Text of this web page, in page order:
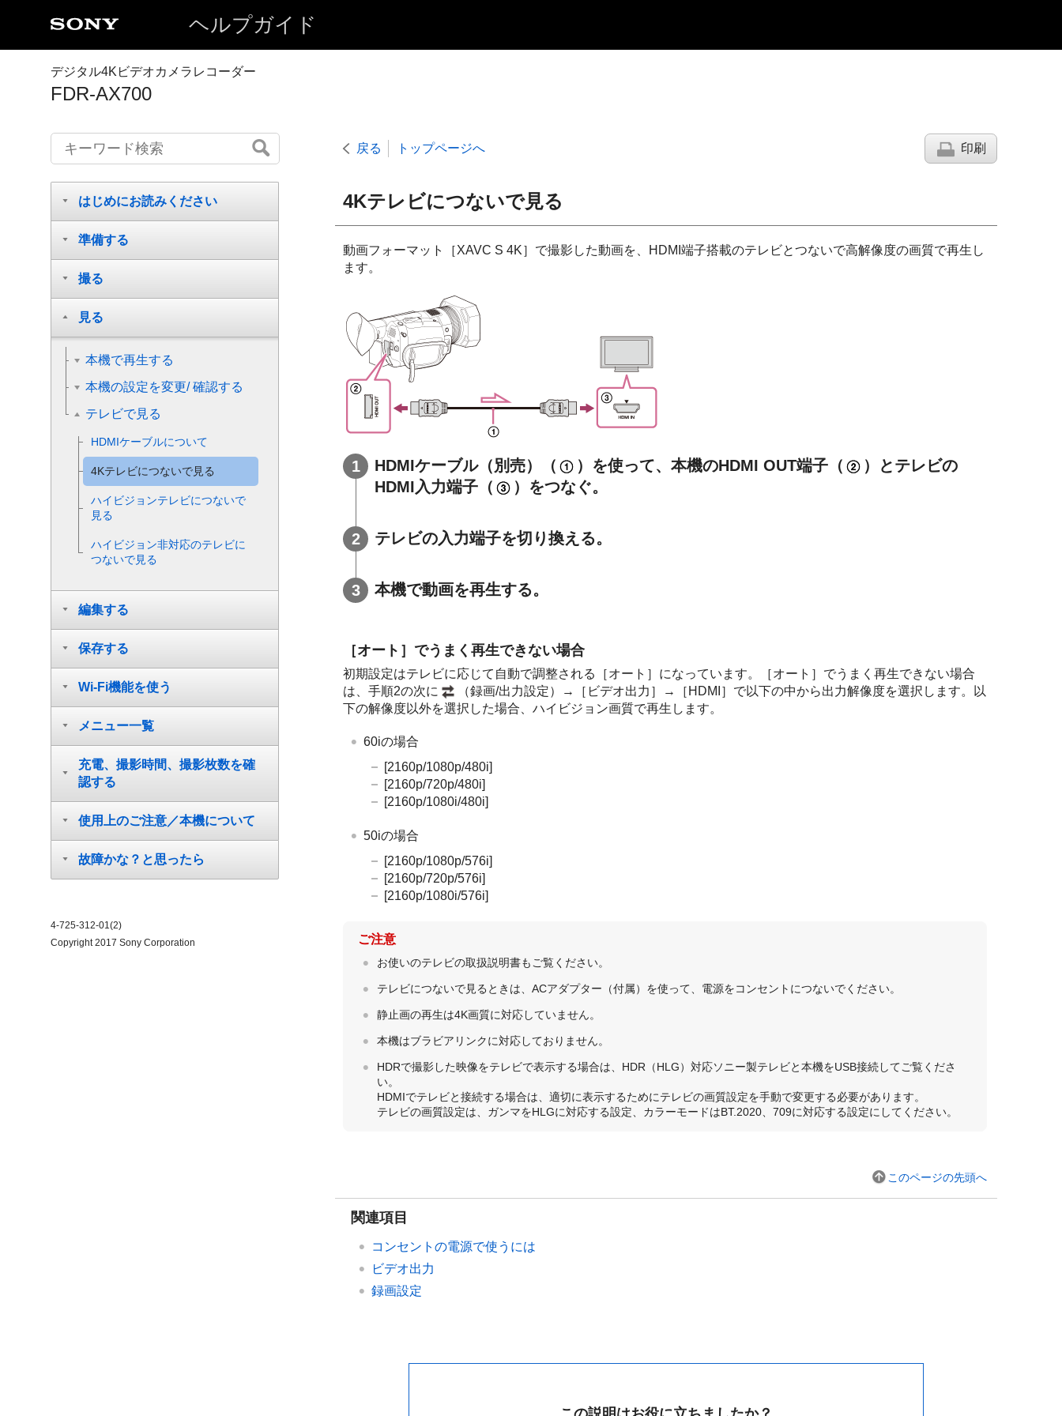
ヘルプガイド
デジタル4Kビデオカメラレコーダー
FDR-AX700
戻る トップページへ 印刷
4Kテレビにつないで見る
動画フォーマット［XAVC S 4K］で撮影した動画を、HDMI端子搭載のテレビとつないで高解像度の画質で再生し
ます。
HDMIケーブル（別売）（ ）を使って、本機のHDMI OUT端子（
）とテレビの
HDMI入力端子（
）をつなぐ。
テレビの入力端子を切り換える。
本機で動画を再生する。
［オート］でうまく再生できない場合
初期設定はテレビに応じて自動で調整される［オート］になっています。［オート］でうまく再生できない場合
は、手順2の次に
（録画/出力設定）→［ビデオ出力］→［HDMI］で以下の中から出力解像度を選択します。以
下の解像度以外を選択した場合、ハイビジョン画質で再生します。
60iの場合
[2160p/1080p/480i]
[2160p/720p/480i]
[2160p/1080i/480i]
50iの場合
[2160p/1080p/576i]
[2160p/720p/576i]
[2160p/1080i/576i]
ご注意
お使いのテレビの取扱説明書もご覧ください。
テレビにつないで見るときは、ACアダプター（付属）を使って、電源をコンセントにつないでください。
静止画の再生は4K画質に対応していません。
本機はブラビアリンクに対応しておりません。
HDRで撮影した映像をテレビで表示する場合は、HDR（HLG）対応ソニー製テレビと本機をUSB接続してご覧くださ
い。
HDMIでテレビと接続する場合は、適切に表示するためにテレビの画質設定を手動で変更する必要があります。
テレビの画質設定は、ガンマをHLGに対応する設定、カラーモードはBT.2020、709に対応する設定にしてください。
このページの先頭へ
関連項目
コンセントの電源で使うには
ビデオ出力
録画設定
はじめにお読みください
準備する
撮る
見る
本機で再生する
本機の設定を変更/ 確認する
テレビで見る
HDMIケーブルについて
4Kテレビにつないで見る
ハイビジョンテレビにつないで
見る
ハイビジョン非対応のテレビに
つないで見る
編集する
保存する
Wi-Fi機能を使う
メニュー一覧
充電、撮影時間、撮影枚数を確
認する
使用上のご注意／本機について
故障かな？と思ったら
4-725-312-01(2)
Copyright 2017 Sony Corporation